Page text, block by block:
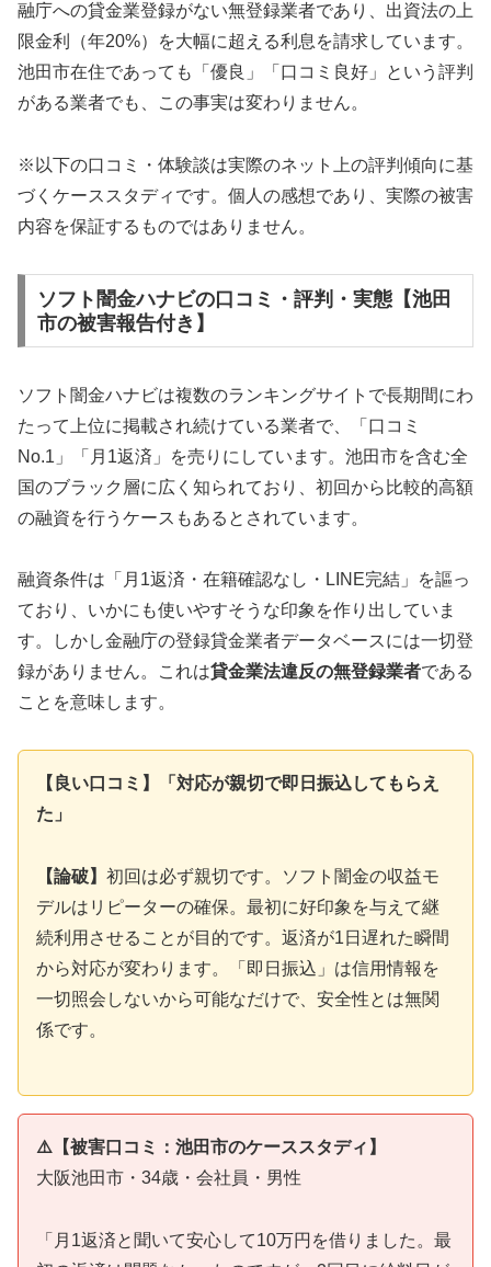
融庁への貸金業登録がない無登録業者であり、出資法の上
限金利（年20%）を大幅に超える利息を請求しています。
池田市在住であっても「優良」「口コミ良好」という評判
がある業者でも、この事実は変わりません。
※以下の口コミ・体験談は実際のネット上の評判傾向に基
づくケーススタディです。個人の感想であり、実際の被害
内容を保証するものではありません。
ソフト闇金ハナビの口コミ・評判・実態【池田
市の被害報告付き】
ソフト闇金ハナビは複数のランキングサイトで長期間にわ
たって上位に掲載され続けている業者で、「口コミ
No.1」「月1返済」を売りにしています。池田市を含む全
国のブラック層に広く知られており、初回から比較的高額
の融資を行うケースもあるとされています。
融資条件は「月1返済・在籍確認なし・LINE完結」を謳っ
ており、いかにも使いやすそうな印象を作り出していま
す。しかし金融庁の登録貸金業者データベースには一切登
録がありません。これは貸金業法違反の無登録業者である
ことを意味します。
【良い口コミ】「対応が親切で即日振込してもらえ
た」
【論破】 初回は必ず親切です。ソフト闇金の収益モ
デルはリピーターの確保。最初に好印象を与えて継
続利用させることが目的です。返済が1日遅れた瞬間
から対応が変わります。「即日振込」は信用情報を
一切照会しないから可能なだけで、安全性とは無関
係です。
⚠️【被害口コミ：池田市のケーススタディ】
大阪池田市・34歳・会社員・男性
「月1返済と聞いて安心して10万円を借りました。最